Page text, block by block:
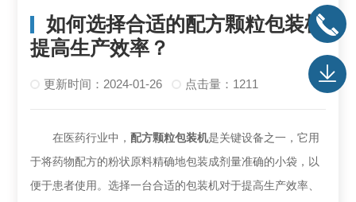
如何选择合适的配方颗粒包装机
提高生产效率？
更新时间：2024-01-26 点击量：1211
在医药行业中，配方颗粒包装机是关键设备之一，它用
于将药物配方的粉状原料精确地包装成剂量准确的小袋，以
便于患者使用。选择一台合适的包装机对于提高生产效率、